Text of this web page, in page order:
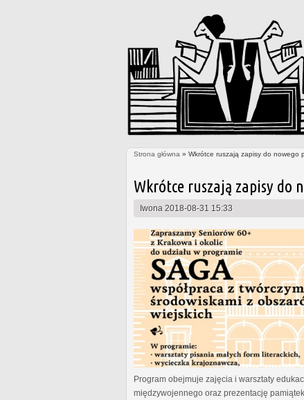
Strona główna » Wkrótce ruszają zapisy do nowego
Wkrótce ruszają zapisy do
Iwona 2018-08-31 15:33
Program obejmuje zajęcia i warsztaty
międzywojennego oraz prezentację